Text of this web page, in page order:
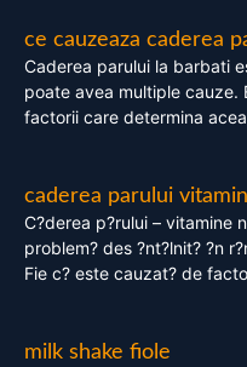
ce cauzeaza caderea
Caderea parului la barbati
poate avea multiple cauze.
factorii care determina
caderea parului
C?derea p?rului – vitamine
problem? des ?nt?lnit? ?n
Fie c? este cauzat? de
milk shake fiole